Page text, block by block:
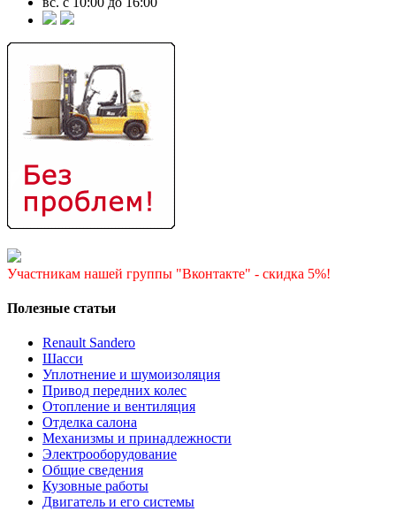
Участникам нашей группы "Вконтакте" - скидка 5%!
Полезные статьи
Renault Sandero
Шасси
Уплотнение и шумоизоляция
Привод передних колес
Отопление и вентиляция
Отделка салона
Механизмы и принадлежности
Электрооборудование
Общие сведения
Кузовные работы
Двигатель и его системы